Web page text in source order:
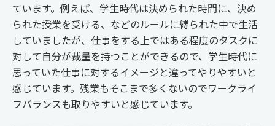
ています。例えば、学生時代は決められた時間に、決め
られた授業を受ける、などのルールに縛られた中で生活
していましたが、仕事をする上ではある程度のタスクに
対して自分が裁量を持つことができるので、学生時代に
思っていた仕事に対するイメージと違ってやりやすいと
感じています。残業もそこまで多くないのでワークライ
フバランスも取りやすいと感じています。